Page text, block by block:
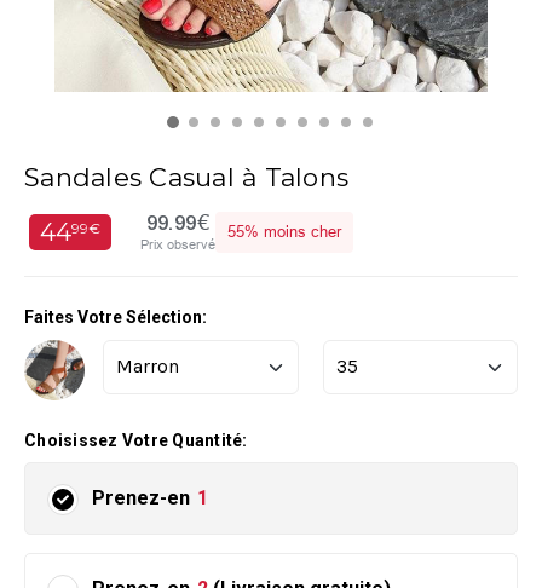
Sandales Casual à Talons
4499€ 99.99€
Prix observé
55% moins cher
Faites Votre Sélection:
Choisissez Votre Quantité:
Prenez-en 1